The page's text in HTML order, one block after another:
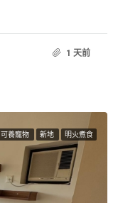
1 天前
可養寵物 新地 明火煮食